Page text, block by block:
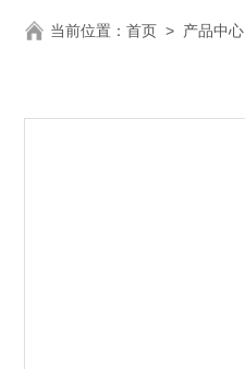
当前位置： 首页 > 产品中心